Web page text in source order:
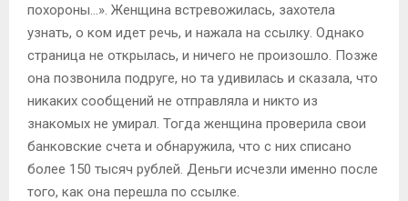
похороны…». Женщина встревожилась, захотела
узнать, о ком идет речь, и нажала на ссылку. Однако
страница не открылась, и ничего не произошло. Позже
она позвонила подруге, но та удивилась и сказала, что
никаких сообщений не отправляла и никто из
знакомых не умирал. Тогда женщина проверила свои
банковские счета и обнаружила, что с них списано
более 150 тысяч рублей. Деньги исчезли именно после
того, как она перешла по ссылке.